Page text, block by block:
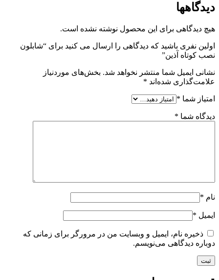
دیدگاهها
هیچ دیدگاهی برای این محصول نوشته نشده است.
اولین نفری باشید که دیدگاهی را ارسال می کنید برای “شابلون
نصب کوتاه آذین”
نشانی ایمیل شما منتشر نخواهد شد. بخش‌های موردنیاز
علامت‌گذاری شده‌اند *
امتیاز شما *
دیدگاه شما *
نام *
ایمیل *
ذخیره نام، ایمیل و وبسایت من در مرورگر برای زمانی که
دوباره دیدگاهی می‌نویسم.